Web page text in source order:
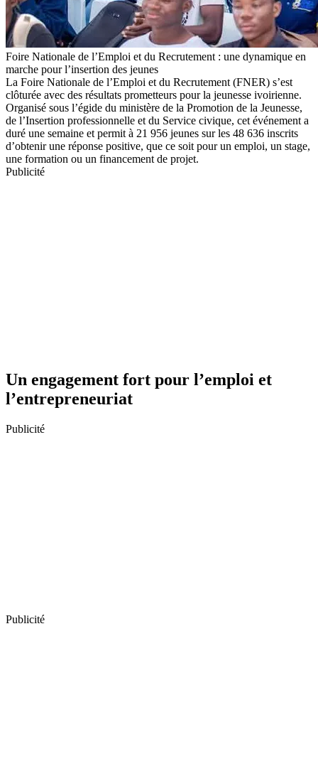
Foire Nationale de l’Emploi et du Recrutement : une dynamique en
marche pour l’insertion des jeunes
La Foire Nationale de l’Emploi et du Recrutement (FNER) s’est
clôturée avec des résultats prometteurs pour la jeunesse ivoirienne.
Organisé sous l’égide du ministère de la Promotion de la Jeunesse,
de l’Insertion professionnelle et du Service civique, cet événement a
duré une semaine et permit à 21 956 jeunes sur les 48 636 inscrits
d’obtenir une réponse positive, que ce soit pour un emploi, un stage,
une formation ou un financement de projet.
Publicité
Un engagement fort pour l’emploi et
l’entrepreneuriat
Publicité
Publicité